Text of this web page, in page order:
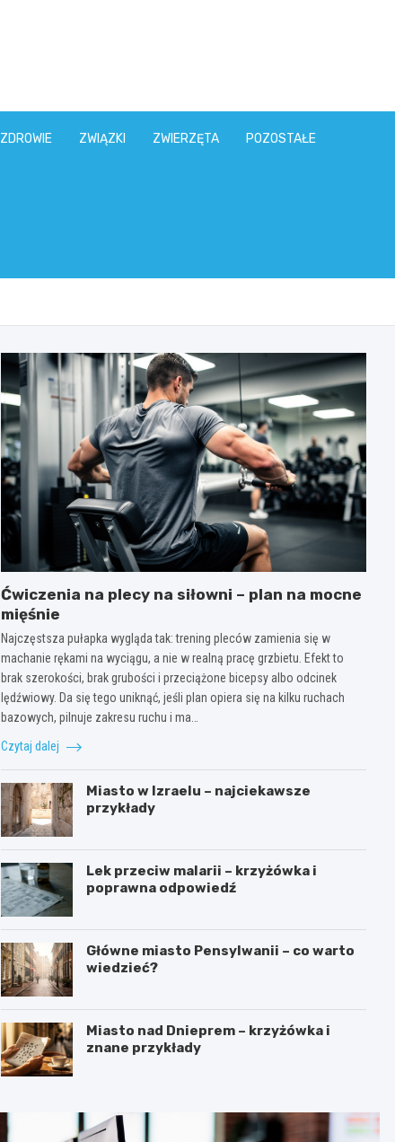
ZDROWIE ZWIĄZKI ZWIERZĘTA POZOSTAŁE
Ćwiczenia na plecy na siłowni – plan na mocne
mięśnie
Najczęstsza pułapka wygląda tak: trening pleców zamienia się w
machanie rękami na wyciągu, a nie w realną pracę grzbietu. Efekt to
brak szerokości, brak grubości i przeciążone bicepsy albo odcinek
lędźwiowy. Da się tego uniknąć, jeśli plan opiera się na kilku ruchach
bazowych, pilnuje zakresu ruchu i ma…
Czytaj dalej
Miasto w Izraelu – najciekawsze
przykłady
Lek przeciw malarii – krzyżówka i
poprawna odpowiedź
Główne miasto Pensylwanii – co warto
wiedzieć?
Miasto nad Dnieprem – krzyżówka i
znane przykłady